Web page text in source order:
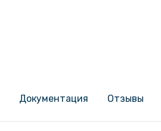
Документация Отзывы